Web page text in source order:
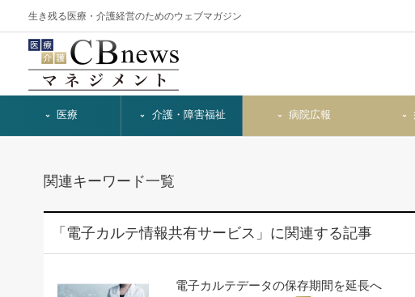
生き残る医療・介護経営のためのウェブマガジン
医療 介護・障害福祉 病院広報
関連キーワード一覧
「電子カルテ情報共有サービス」に関連する記事
電子カルテデータの保存期間を延長へ